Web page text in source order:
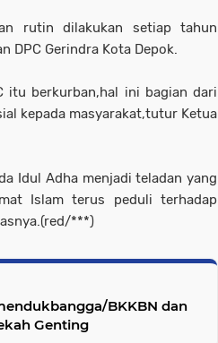
rutin dilakukan setiap tahun
DPC Gerindra Kota Depok.
itu berkurban,hal ini bagian dari
kepada masyarakat,tutur Ketua
Idul Adha menjadi teladan yang
Islam terus peduli terhadap
(red/***)
BKKBN dan
Genting